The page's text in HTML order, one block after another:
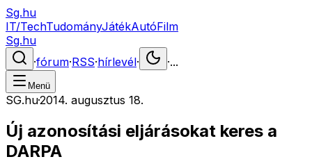
Sg.hu
IT/TechTudományJátékAutóFilm
Sg.hu
·fórum·RSS·hírlevél· ·...
Menü
SG.hu·2014. augusztus 18.
Új azonosítási eljárásokat keres a
DARPA